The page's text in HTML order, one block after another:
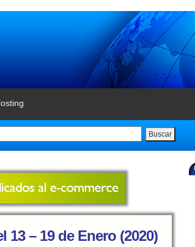
Buscar
– 19 de Enero (2020)